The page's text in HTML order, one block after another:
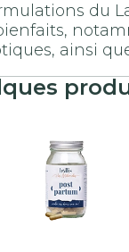
du
ainsi